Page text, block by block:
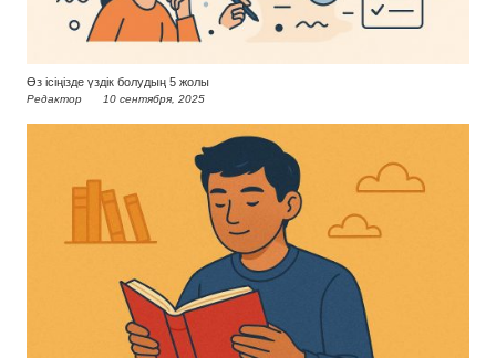
Өз ісіңізде үздік болудың 5 жолы
Редактор 10 сентября, 2025